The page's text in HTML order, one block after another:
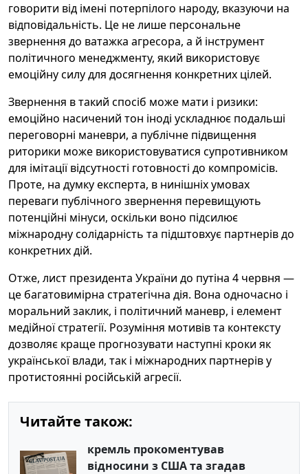
говорити від імені потерпілого народу, вказуючи на
відповідальність. Це не лише персональне
звернення до ватажка агресора, а й інструмент
політичного менеджменту, який використовує
емоційну силу для досягнення конкретних цілей.
Звернення в такий спосіб може мати і ризики:
емоційно насичений тон іноді ускладнює подальші
переговорні маневри, а публічне підвищення
риторики може використовуватися супротивником
для імітації відсутності готовності до компромісів.
Проте, на думку експерта, в нинішніх умовах
переваги публічного звернення перевищують
потенційні мінуси, оскільки воно підсилює
міжнародну солідарність та підштовхує партнерів до
конкретних дій.
Отже, лист президента України до путіна 4 червня —
це багатовимірна стратегічна дія. Вона одночасно і
моральний заклик, і політичний маневр, і елемент
медійної стратегії. Розуміння мотивів та контексту
дозволяє краще прогнозувати наступні кроки як
української влади, так і міжнародних партнерів у
протистоянні російській агресії.
Читайте також:
кремль прокоментував
відносини з США та згадав